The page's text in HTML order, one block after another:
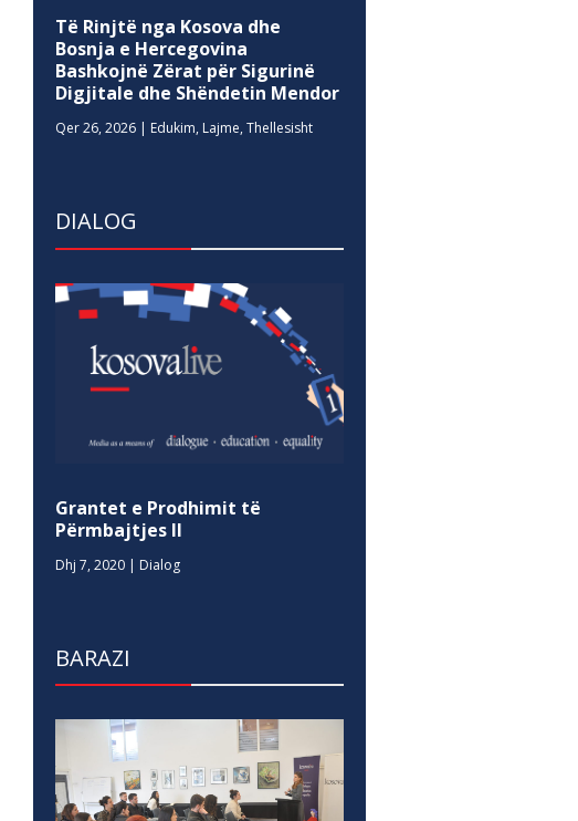
Të Rinjtë nga Kosova dhe
Bosnja e Hercegovina
Bashkojnë Zërat për Sigurinë
Digjitale dhe Shëndetin Mendor
Qer 26, 2026 | Edukim, Lajme,Thellesisht
DIALOG
Grantet e Prodhimit të
Përmbajtjes II
Dhj 7, 2020 | Dialog
BARAZI